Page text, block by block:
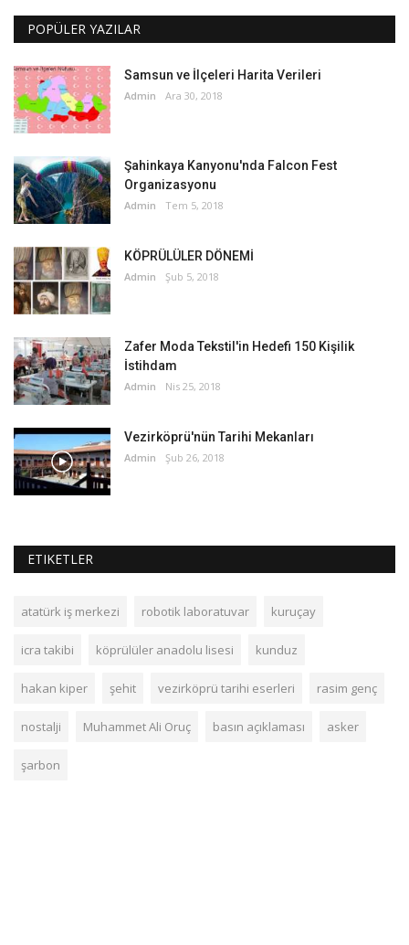
POPÜLER YAZILAR
Samsun ve İlçeleri Harita Verileri
Admin Ara 30, 2018
Şahinkaya Kanyonu'nda Falcon Fest
Organizasyonu
Admin Tem 5, 2018
KÖPRÜLÜLER DÖNEMİ
Admin Şub 5, 2018
Zafer Moda Tekstil'in Hedefi 150 Kişilik
İstihdam
Admin Nis 25, 2018
Vezirköprü'nün Tarihi Mekanları
Admin Şub 26, 2018
ETIKETLER
atatürk iş merkezi robotik laboratuvar kuruçay
icra takibi köprülüler anadolu lisesi kunduz
hakan kiper şehit vezirköprü tarihi eserleri rasim genç
nostalji Muhammet Ali Oruç basın açıklaması asker
şarbon